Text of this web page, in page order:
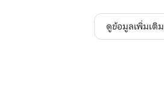
ดูข้อมูลเพิ่มเติม